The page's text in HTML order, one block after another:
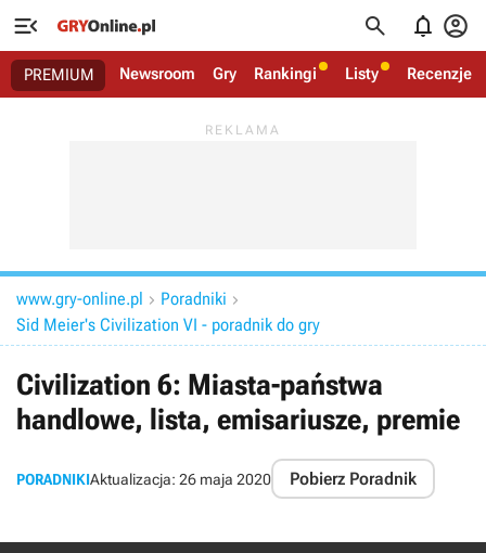
   
PREMIUM Newsroom Gry Rankingi Listy Recenzje
www.gry-online.pl  Poradniki 
Sid Meier's Civilization VI - poradnik do gry
Civilization 6: Miasta-państwa
handlowe, lista, emisariusze, premie
PORADNIKIAktualizacja: 26 maja 2020 Pobierz Poradnik